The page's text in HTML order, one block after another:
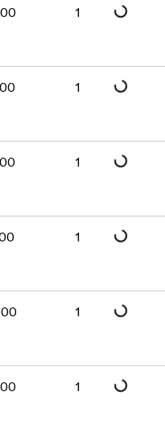
1
1
1 Daten werden geladen. Bitte warten...
1 Daten werden geladen. Bitte warten...
1 Daten werden geladen. Bitte warten...
1 Daten werden geladen. Bitte warten...
Daten werden geladen. Bitte warten...